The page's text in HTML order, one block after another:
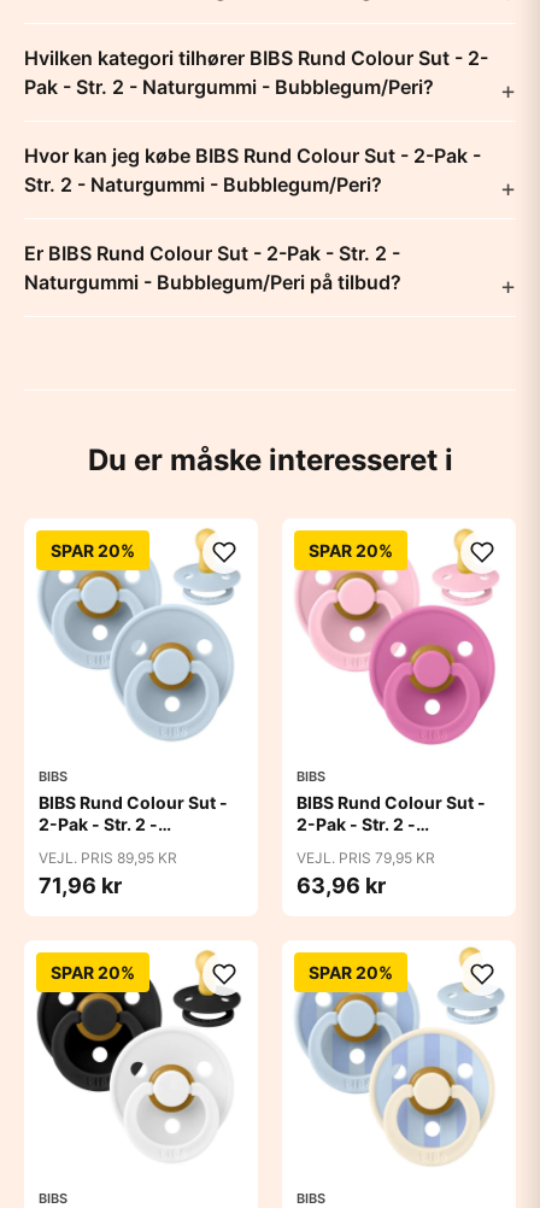
Hvilken kategori tilhører BIBS Rund Colour Sut - 2-
Pak - Str. 2 - Naturgummi - Bubblegum/Peri?
Hvor kan jeg købe BIBS Rund Colour Sut - 2-Pak -
Str. 2 - Naturgummi - Bubblegum/Peri?
Er BIBS Rund Colour Sut - 2-Pak - Str. 2 -
Naturgummi - Bubblegum/Peri på tilbud?
Du er måske interesseret i
SPAR 20%
BIBS
BIBS Rund Colour Sut -
2-Pak - Str. 2 -
Blue/Baby Blue
VEJL. PRIS 89,95 KR
71,96 kr
SPAR 20%
BIBS
BIBS Rund Colour Sut -
2-Pak - Str. 2 -
Pink/Bubblegum
VEJL. PRIS 79,95 KR
63,96 kr
SPAR 20%
BIBS
SPAR 20%
BIBS